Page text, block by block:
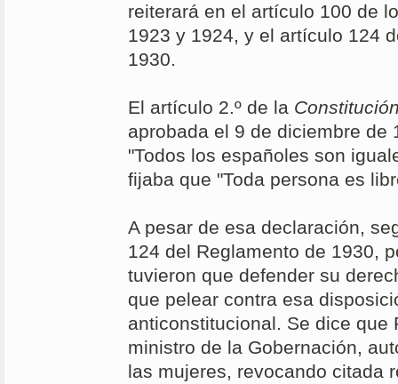
reiterará en el artículo 100 de
1923 y 1924, y el artículo 124
1930.
El artículo 2.º de la
aprobada el 9 de diciembre de
"Todos los españoles son
fijaba que "Toda persona es
A pesar de esa declaración,
124 del Reglamento de 1930,
tuvieron que defender su
que pelear contra esa
anticonstitucional. Se dice que
ministro de la Gobernación,
las mujeres, revocando citada